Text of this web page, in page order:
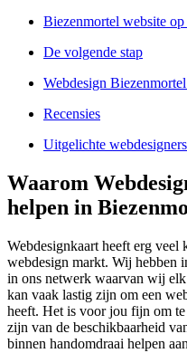
Biezenmortel website op
De volgende stap
Webdesign
Recensies
Uitgelichte
Waarom
helpen in
Webdesignkaart heeft erg veel
webdesign markt. Wij hebben
in ons netwerk waarvan wij
kan vaak lastig zijn om een
heeft. Het is voor jou fijn om
zijn van de beschikbaarheid
binnen handomdraai helpen